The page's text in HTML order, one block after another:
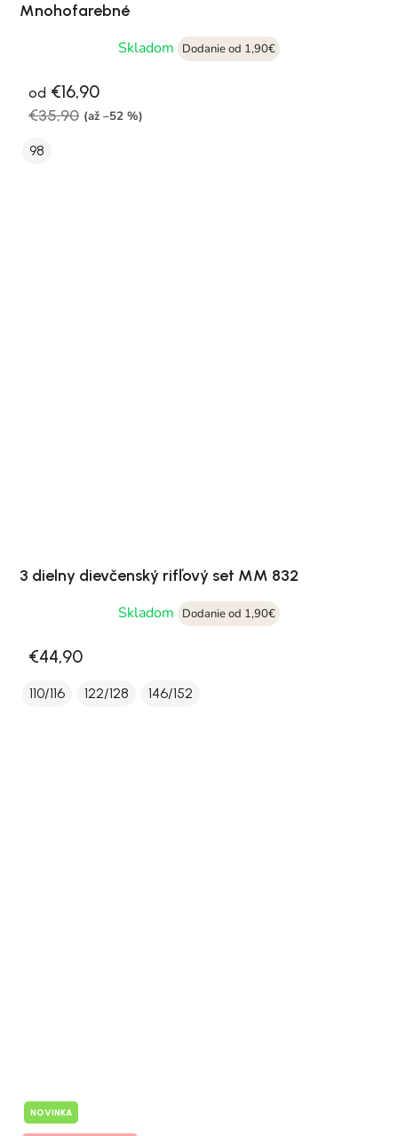
Mnohofarebné
Skladom
Dodanie od 1,90€
od €16,90
€35,90 (až –52 %)
98
3 dielny dievčenský rifľový set MM 832
Skladom
Dodanie od 1,90€
€44,90
110/116 122/128 146/152
NOVINKA